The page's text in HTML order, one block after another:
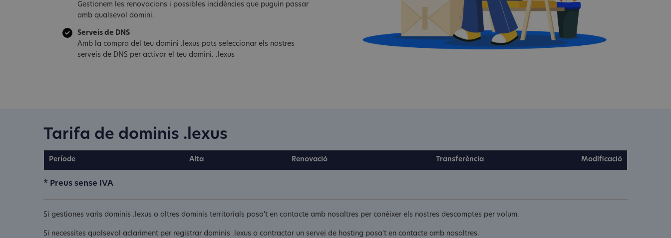
Gestionem les renovacions i possibles incidències que puguin passar
amb qualsevol domini.
Serveis de DNS
Amb la compra del teu domini .lexus pots seleccionar els nostres
serveis de DNS per activar el teu domini. .lexus
Tarifa de dominis .lexus
Període Alta Renovació Transferència Modificació
* Preus sense IVA
Si gestiones varis dominis .lexus o altres dominis territorials posa't en contacte amb nosaltres per conèixer els nostres descomptes per volum.
Si necessites qualsevol aclariment per registrar dominis .lexus o contractar un servei de hosting posa't en contacte amb nosaltres.